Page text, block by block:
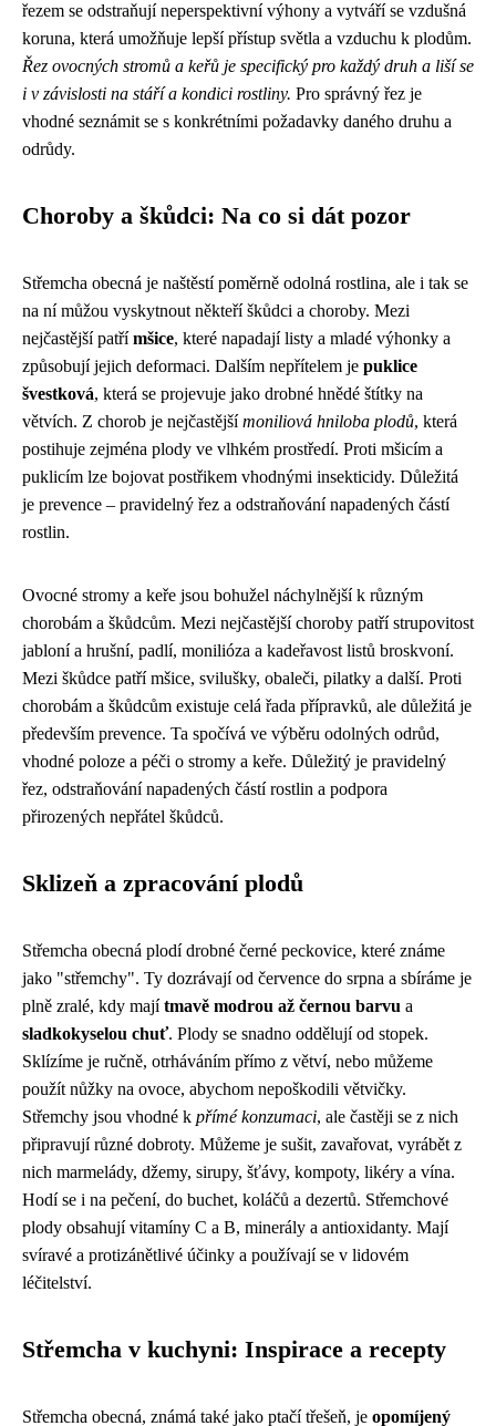
řezem se odstraňují neperspektivní výhony a vytváří se vzdušná
koruna, která umožňuje lepší přístup světla a vzduchu k plodům.
Řez ovocných stromů a keřů je specifický pro každý druh a liší se
i v závislosti na stáří a kondici rostliny. Pro správný řez je
vhodné seznámit se s konkrétními požadavky daného druhu a
odrůdy.
Choroby a škůdci: Na co si dát pozor
Střemcha obecná je naštěstí poměrně odolná rostlina, ale i tak se
na ní můžou vyskytnout někteří škůdci a choroby. Mezi
nejčastější patřímšice, které napadají listy a mladé výhonky a
způsobují jejich deformaci. Dalším nepřítelem je puklice
švestková, která se projevuje jako drobné hnědé štítky na
větvích. Z chorob je nejčastějšímoniliová hniloba plodů, která
postihuje zejména plody ve vlhkém prostředí. Proti mšicím a
puklicím lze bojovat postřikem vhodnými insekticidy. Důležitá
je prevence – pravidelný řez a odstraňování napadených částí
rostlin.
Ovocné stromy a keře jsou bohužel náchylnější k různým
chorobám a škůdcům. Mezi nejčastější choroby patří strupovitost
jabloní a hrušní, padlí, monilióza a kadeřavost listů broskvoní.
Mezi škůdce patří mšice, svilušky, obaleči, pilatky a další. Proti
chorobám a škůdcům existuje celá řada přípravků, ale důležitá je
především prevence. Ta spočívá ve výběru odolných odrůd,
vhodné poloze a péči o stromy a keře. Důležitý je pravidelný
řez, odstraňování napadených částí rostlin a podpora
přirozených nepřátel škůdců.
Sklizeň a zpracování plodů
Střemcha obecná plodí drobné černé peckovice, které známe
jako "střemchy". Ty dozrávají od července do srpna a sbíráme je
plně zralé, kdy majítmavě modrou až černou barvu a
sladkokyselou chuť. Plody se snadno oddělují od stopek.
Sklízíme je ručně, otrháváním přímo z větví, nebo můžeme
použít nůžky na ovoce, abychom nepoškodili větvičky.
Střemchy jsou vhodné k přímé konzumaci, ale častěji se z nich
připravují různé dobroty. Můžeme je sušit, zavařovat, vyrábět z
nich marmelády, džemy, sirupy, šťávy, kompoty, likéry a vína.
Hodí se i na pečení, do buchet, koláčů a dezertů. Střemchové
plody obsahují vitamíny C a B, minerály a antioxidanty. Mají
svíravé a protizánětlivé účinky a používají se v lidovém
léčitelství.
Střemcha v kuchyni: Inspirace a recepty
Střemcha obecná, známá také jako ptačí třešeň, je opomíjený